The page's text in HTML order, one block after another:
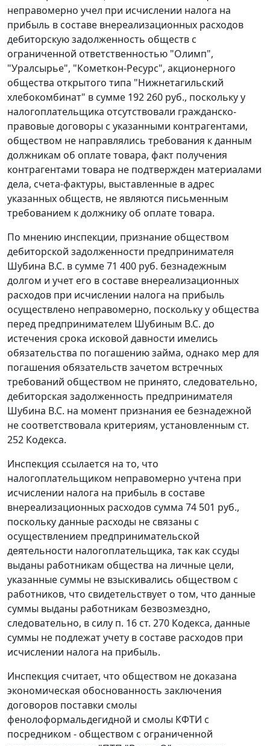
неправомерно учел при исчислении налога на
прибыль в составе внереализационных расходов
дебиторскую задолженность обществ с
ограниченной ответственностью "Олимп",
"Уралсырье", "Кометкон-Ресурс", акционерного
общества открытого типа "Нижнетагильский
хлебокомбинат" в сумме 192 260 руб., поскольку у
налогоплательщика отсутствовали гражданско-
правовые договоры с указанными контрагентами,
обществом не направлялись требования к данным
должникам об оплате товара, факт получения
контрагентами товара не подтвержден материалами
дела, счета-фактуры, выставленные в адрес
указанных обществ, не являются письменным
требованием к должнику об оплате товара.
По мнению инспекции, признание обществом
дебиторской задолженности предпринимателя
Шубина B.C. в сумме 71 400 руб. безнадежным
долгом и учет его в составе внереализационных
расходов при исчислении налога на прибыль
осуществлено неправомерно, поскольку у общества
перед предпринимателем Шубиным B.C. до
истечения срока исковой давности имелись
обязательства по погашению займа, однако мер для
погашения обязательств зачетом встречных
требований обществом не принято, следовательно,
дебиторская задолженность предпринимателя
Шубина B.C. на момент признания ее безнадежной
не соответствовала критериям, установленным ст.
252 Кодекса.
Инспекция ссылается на то, что
налогоплательщиком неправомерно учтена при
исчислении налога на прибыль в составе
внереализационных расходов сумма 74 501 руб.,
поскольку данные расходы не связаны с
осуществлением предпринимательской
деятельности налогоплательщика, так как ссуды
выданы работникам общества на личные цели,
указанные суммы не взыскивались обществом с
работников, что свидетельствует о том, что данные
суммы выданы работникам безвозмездно,
следовательно, в силу п. 16 ст. 270 Кодекса, данные
суммы не подлежат учету в составе расходов при
исчислении налога на прибыль.
Инспекция считает, что обществом не доказана
экономическая обоснованность заключения
договоров поставки смолы
фенолоформальдегидной и смолы КФТИ с
посредником - обществом с ограниченной